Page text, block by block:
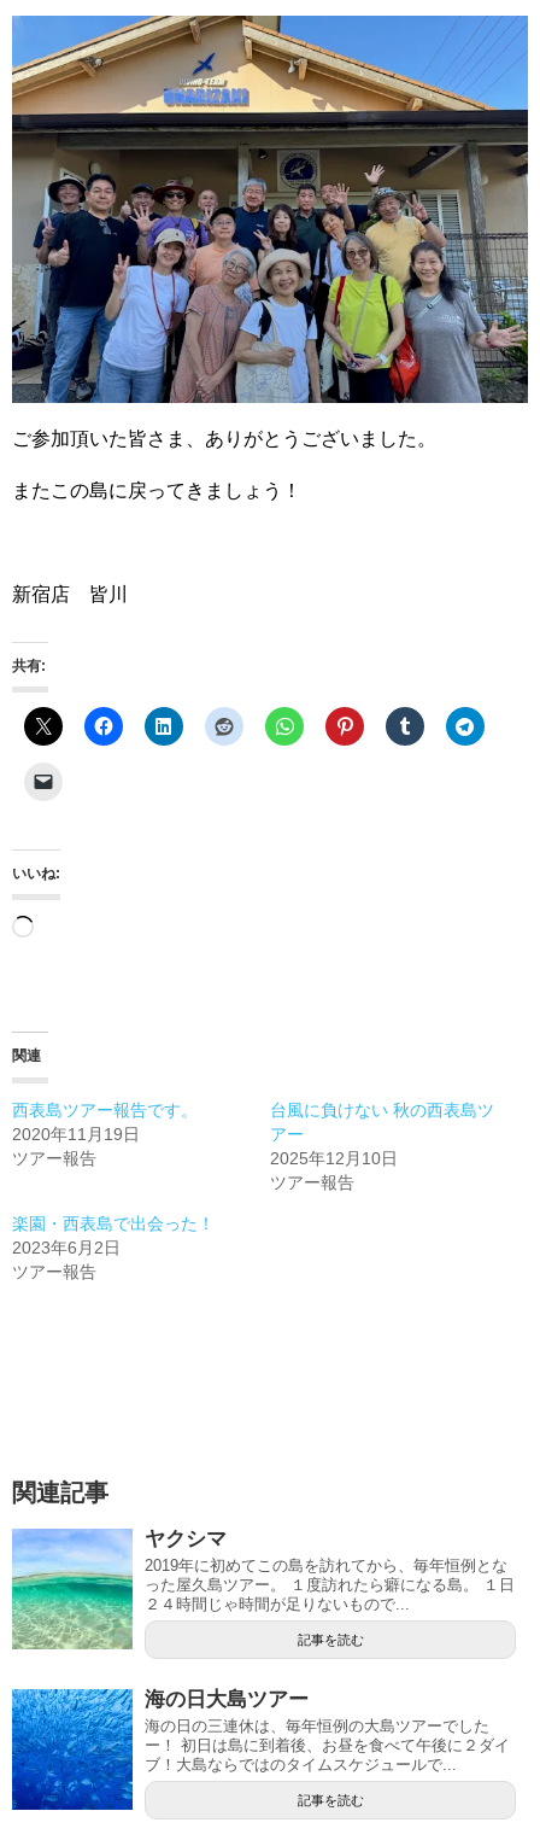
ご参加頂いた皆さま、ありがとうございました。
またこの島に戻ってきましょう！
新宿店 皆川
共有:
いいね:
読
み
中…
関連
西表島ツアー報告です。
2020年11月19日
ツアー報告
台風に負けない 秋の西表島ツ
アー
2025年12月10日
ツアー報告
楽園・西表島で出会った！
2023年6月2日
ツアー報告
関連記事
ヤクシマ
2019年に初めてこの島を訪れてから、毎年恒例とな
った屋久島ツアー。 １度訪れたら癖になる島。 １日
２４時間じゃ時間が足りないもので...
記事を読む
海の日大島ツアー
海の日の三連休は、毎年恒例の大島ツアーでした
ー！ 初日は島に到着後、お昼を食べて午後に２ダイ
ブ！大島ならではのタイムスケジュールで...
記事を読む